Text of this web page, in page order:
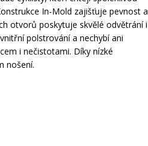
In-Mold zajišťuje pevnost a
otvorů poskytuje skvělé odvětrání i
polstrování a nechybí ani
i nečistotami. Díky nízké
nošení.